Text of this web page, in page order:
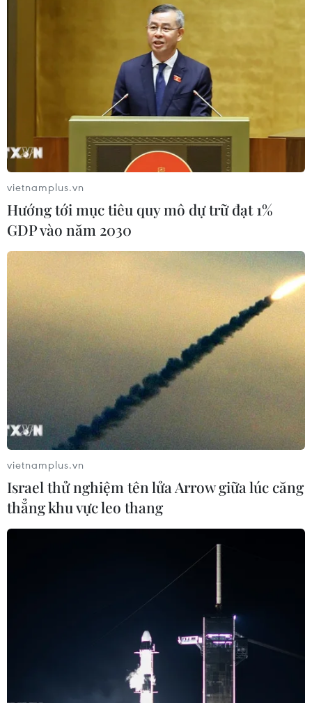
TIN CÙNG CHUYÊN MỤC
vietnamplus.vn
Hướng tới mục tiêu quy mô dự trữ đạt 1%
GDP vào năm 2030
vietnamplus.vn
Israel thử nghiệm tên lửa Arrow giữa lúc căng
thẳng khu vực leo thang